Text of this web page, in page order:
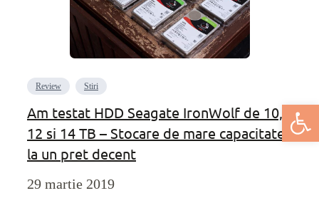
Deschide
Review Stiri
Am testat HDD Seagate IronWolf de 10,
12 si 14 TB – Stocare de mare capacitate
la un pret decent
29 martie 2019